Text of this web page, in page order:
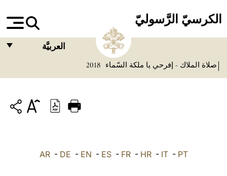
الكرسيّ الرَّسوليّ
العربيَّة
ITALIANO
صلاة الملاك - إفرحي يا ملكة السّماء 2018
AR- DE - EN - ES- FR- HR- IT- PT